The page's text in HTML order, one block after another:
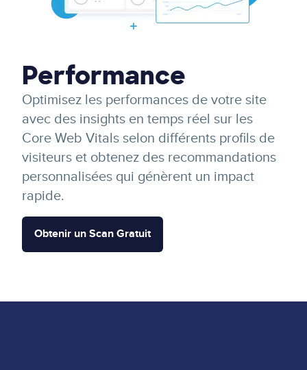
Performance
Optimisez les performances de votre site
avec des insights en temps réel sur les
Core Web Vitals selon différents profils de
visiteurs et obtenez des recommandations
personnalisées qui génèrent un impact
rapide.
Obtenir un Scan Gratuit